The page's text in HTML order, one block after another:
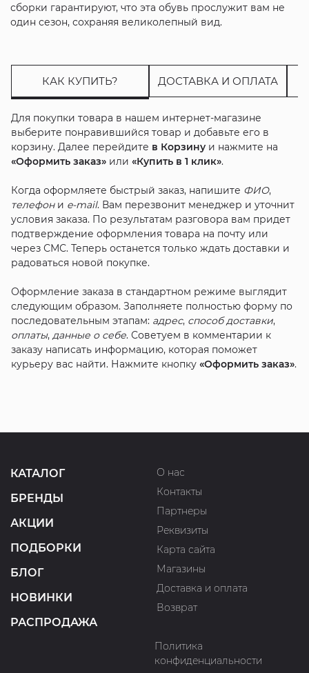
сборки гарантируют, что эта обувь прослужит вам не
один сезон, сохраняя великолепный вид.
КАК КУПИТЬ? ДОСТАВКА И ОПЛАТА
Для покупки товара в нашем интернет-магазине
выберите понравившийся товар и добавьте его в
корзину. Далее перейдите в Корзинуи нажмите на
«Оформить заказ»или «Купить в 1 клик».
Когда оформляете быстрый заказ, напишите ФИО,
телефони e-mail. Вам перезвонит менеджер и уточнит
условия заказа. По результатам разговора вам придет
подтверждение оформления товара на почту или
через СМС. Теперь останется только ждать доставки и
радоваться новой покупке.
Оформление заказа в стандартном режиме выглядит
следующим образом. Заполняете полностью форму по
последовательным этапам: адрес, способ доставки,
оплаты, данные о себе. Советуем в комментарии к
заказу написать информацию, которая поможет
курьеру вас найти. Нажмите кнопку «Оформить заказ».
КАТАЛОГ
БРЕНДЫ
АКЦИИ
ПОДБОРКИ
БЛОГ
НОВИНКИ
РАСПРОДАЖА
О нас
Контакты
Партнеры
Реквизиты
Карта сайта
Магазины
Доставка и оплата
Возврат
Политика
конфиденциальности